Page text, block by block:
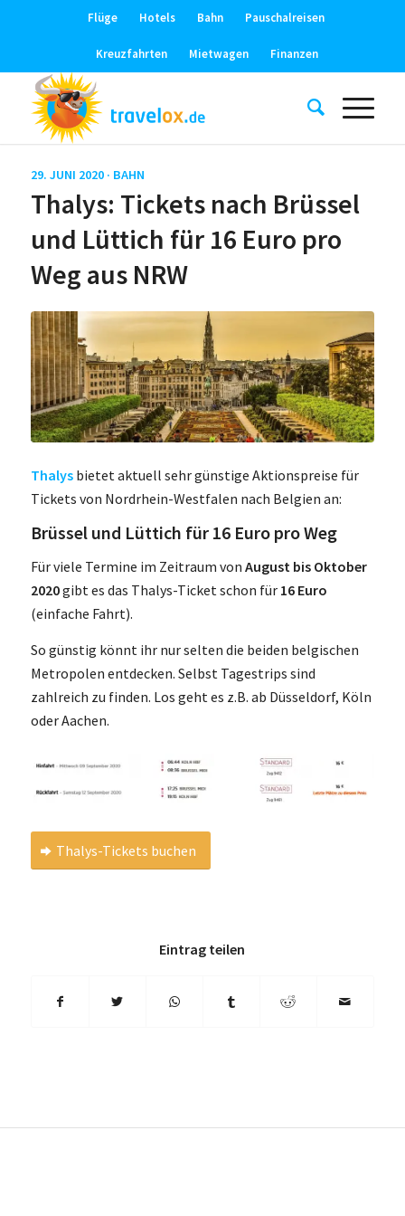
Flüge Hotels Bahn Pauschalreisen
Kreuzfahrten Mietwagen Finanzen
29. JUNI 2020 · BAHN
Thalys: Tickets nach Brüssel
und Lüttich für 16 Euro pro
Weg aus NRW
Thalysbietet aktuell sehr günstige Aktionspreise für
Tickets von Nordrhein-Westfalen nach Belgien an:
Brüssel und Lüttich für 16 Euro pro Weg
Für viele Termine im Zeitraum von August bis Oktober
2020gibt es das Thalys-Ticket schon für 16 Euro
(einfache Fahrt).
So günstig könnt ihr nur selten die beiden belgischen
Metropolen entdecken. Selbst Tagestrips sind
zahlreich zu finden. Los geht es z.B. ab Düsseldorf, Köln
oder Aachen.
Thalys-Tickets buchen
Eintrag teilen